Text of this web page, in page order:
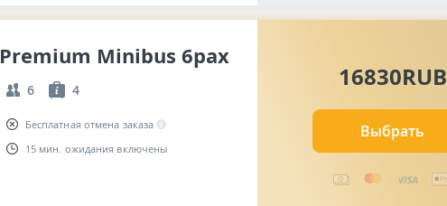
Premium Minibus 6pax
6 4
Бесплатная отмена заказа
15 мин. ожидания включены
16830RUB
Выбрать